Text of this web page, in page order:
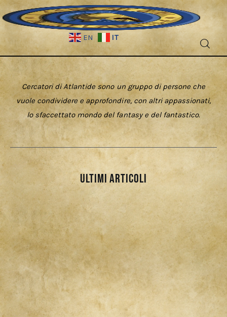
EN IT
Fantascienza
Fantasy
Games
Recensioni
Libri e fumetti
Cercatori
Download
Cercatori di Atlantide sono un gruppo di persone che
vuole condividere e approfondire, con altri appassionati,
lo sfaccettato mondo del fantasy e del fantastico.
ultimi articoli